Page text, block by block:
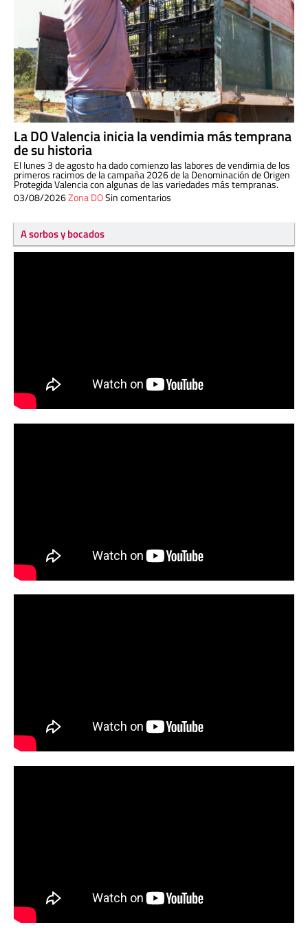
La DO Valencia inicia la vendimia más temprana
de su historia
El lunes 3 de agosto ha dado comienzo las labores de vendimia de los
primeros racimos de la campaña 2026 de la Denominación de Origen
Protegida Valencia con algunas de las variedades más tempranas.
03/08/2026Zona DOSin comentarios
A sorbos y bocados